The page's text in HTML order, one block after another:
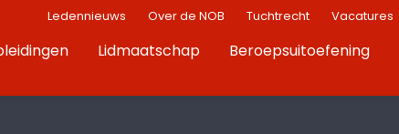
Ledennieuws Over de NOB Tuchtrecht Vacatures
Lidmaatschap Beroepsuitoefening